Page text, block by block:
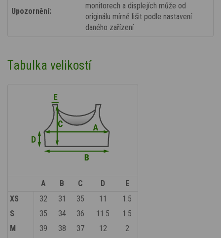
Upozornění:
monitorech a displejích může od
originálu mírně lišit podle nastavení
daného zařízení
Tabulka velikostí
A B C D
E
XS
32 31 35 11
1.5
S
35 34 36 11.5
1.5
M
39 38 37 12
2